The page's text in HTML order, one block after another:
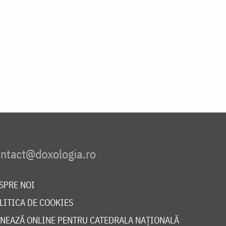
NOI
DE COOKIES
ONLINE PENTRU CATEDRALA NAȚIONALĂ